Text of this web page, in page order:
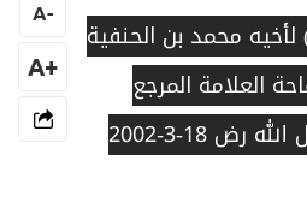
محمد بن الحنفية
العلامة المرجع
18-3-2002
-
A
+A